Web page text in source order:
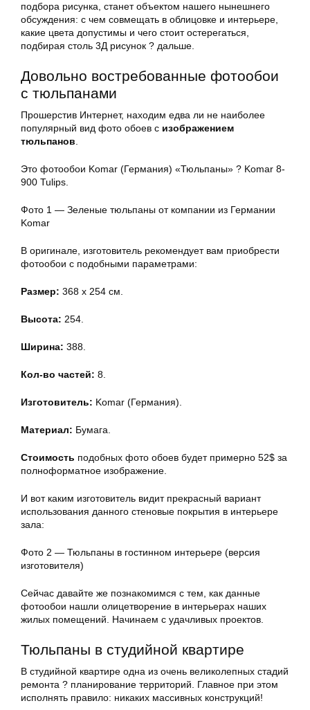
подбора рисунка, станет объектом нашего нынешнего
обсуждения: с чем совмещать в облицовке и интерьере,
какие цвета допустимы и чего стоит остерегаться,
подбирая столь 3Д рисунок ? дальше.
Довольно востребованные фотообои
с тюльпанами
Прошерстив Интернет, находим едва ли не наиболее
популярный вид фото обоев с изображением
тюльпанов
Это фотообои Komar (Германия) «Тюльпаны» ? Komar 8-
900 Tulips.
Фото 1 — Зеленые тюльпаны от компании из Германии
Komar
В оригинале, изготовитель рекомендует вам приобрести
фотообои с подобными параметрами:
Размер: 368 x 254 см.
Высота: 254.
Ширина: 388.
Кол-во частей: 8.
Изготовитель: Komar (Германия).
Материал: Бумага.
Стоимость подобных фото обоев будет примерно 52$ за
полноформатное изображение.
И вот каким изготовитель видит прекрасный вариант
использования данного стеновые покрытия в интерьере
зала:
Фото 2 — Тюльпаны в гостинном интерьере (версия
изготовителя)
Сейчас давайте же познакомимся с тем, как данные
фотообои нашли олицетворение в интерьерах наших
жилых помещений. Начинаем с удачливых проектов.
Тюльпаны в студийной квартире
В студийной квартире одна из очень великолепных стадий
ремонта ? планирование территорий. Главное при этом
исполнять правило: никаких массивных конструкций!